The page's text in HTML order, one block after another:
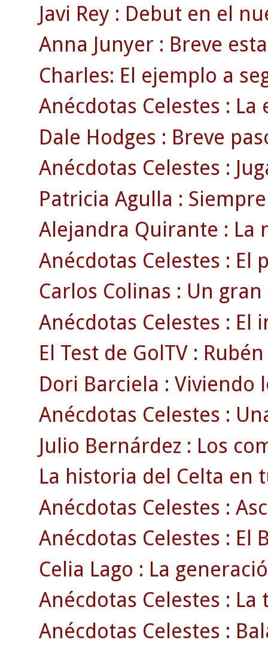
Javi Rey : Debut en el
Anna Junyer : Breve
Charles: El ejemplo a
Anécdotas Celestes :
Dale Hodges : Breve
Anécdotas Celestes :
Patricia Agulla :
Alejandra Quirante : La
Anécdotas Celestes : El
Carlos Colinas : Un
Anécdotas Celestes : El
El Test de GolTV :
Dori Barciela :
Anécdotas Celestes :
Julio Bernárdez : Los
La historia del Celta en
Anécdotas Celestes :
Anécdotas Celestes : El
Celia Lago : La
Anécdotas Celestes :
Anécdotas Celestes :